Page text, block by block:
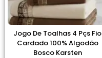
Jogo De Toalhas 4 Pçs Fio
Cardado 100% Algodão
Bosco Karsten